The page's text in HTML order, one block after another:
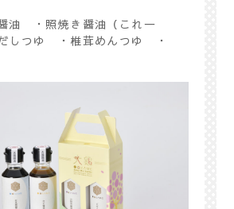
油 ・照焼き醤油（これ一
しつゆ ・椎茸めんつゆ ・